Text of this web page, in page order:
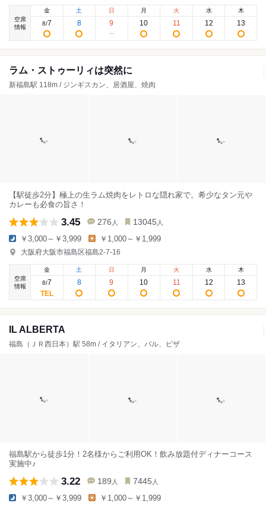
空席
情報
金
8/7
土
8
日
9
月
10
火
11
水
12
木
13
ラム・ストゥーリィは突然に
新福島駅 118m / ジンギスカン、居酒屋、焼肉
【駅徒歩2分】極上の生ラム焼肉をレトロな隠れ家で。希少なタン元や
カレーも必食の旨さ！
3.45 276 人 13045 人
￥3,000～￥3,999 ￥1,000～￥1,999
大阪府大阪市福島区福島2-7-16
空席
情報
金
8/7
土
8
日
9
月
10
火
11
水
12
木
13
IL ALBERTA
福島（ＪＲ西日本）駅 58m / イタリアン、バル、ピザ
福島駅から徒歩1分！2名様からご利用OK！飲み放題付ディナーコース
実施中♪
3.22 189 人 7445 人
￥3,000～￥3,999 ￥1,000～￥1,999